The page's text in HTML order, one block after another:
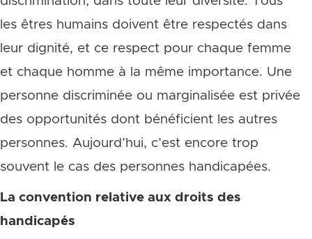
les êtres humains doivent être respectés dans
leur dignité, et ce respect pour chaque femme
et chaque homme à la même importance. Une
personne discriminée ou marginalisée est privée
des opportunités dont bénéficient les autres
personnes. Aujourd’hui, c’est encore trop
souvent le cas des personnes handicapées.
La convention relative aux droits des
handicapés